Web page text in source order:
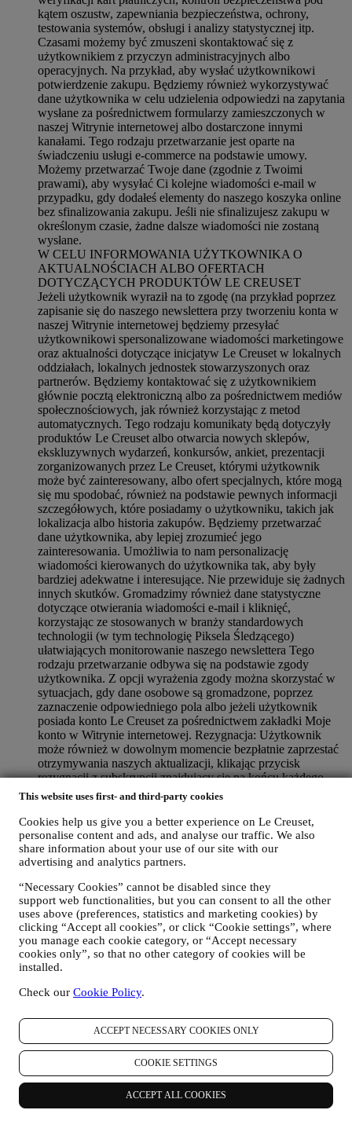
This website uses first- and third-party cookies
Cookies help us give you a better experience on Le Creuset,
personalise content and ads, and analyse our traffic. We also
share information about your use of our site with our
advertising and analytics partners.
“Necessary Cookies” cannot be disabled since they
support web functionalities, but you can consent to all the other
uses above (preferences, statistics and marketing cookies) by
clicking “Accept all cookies”, or click “Cookie settings”, where
you manage each cookie category, or “Accept necessary
cookies only”, so that no other category of cookies will be
installed.
Check our Cookie Policy.
ACCEPT NECESSARY COOKIES ONLY
COOKIE SETTINGS
ACCEPT ALL COOKIES
kątem oszustw, zapewniania bezpieczeństwa, ochrony,
testowania systemów, obsługi i analizy statystycznej itp.
Czasami możemy być zmuszeni skontaktować się z
użytkownikiem z przyczyn administracyjnych albo
operacyjnych. Na przykład, aby wysłać użytkownikowi
potwierdzenie zakupu. Będziemy również wykorzystywać
dane użytkownika w celu udzielenia odpowiedzi na zapytania
wysłane za pośrednictwem formularzy zamieszczonych w
naszej Witrynie internetowej albo dostarczone innymi
kanałami. Tego rodzaju przetwarzanie jest oparte na
świadczeniu usługi e-commerce na podstawie umowy.
Możemy przetwarzać Twoje dane (zgodnie z Twoimi
prawami), aby wysyłać Ci kolejne wiadomości e-mail w
przypadku, gdy dodałeś elementy do naszego koszyka online
bez sfinalizowania zakupu. Jeśli nie sfinalizujesz zakupu w
określonym czasie, żadne dalsze wiadomości nie zostaną
wysłane.
W CELU INFORMOWANIA UŻYTKOWNIKA O
AKTUALNOŚCIACH ALBO OFERTACH
DOTYCZĄCYCH PRODUKTÓW LE CREUSET
Jeżeli użytkownik wyraził na to zgodę (na przykład poprzez
zapisanie się do naszego newslettera przy tworzeniu konta w
naszej Witrynie internetowej będziemy przesyłać
użytkownikowi spersonalizowane wiadomości marketingowe
oraz aktualności dotyczące inicjatyw Le Creuset w lokalnych
oddziałach, lokalnych jednostek stowarzyszonych oraz
partnerów. Będziemy kontaktować się z użytkownikiem
głównie pocztą elektroniczną albo za pośrednictwem mediów
społecznościowych, jak również korzystając z metod
automatycznych. Tego rodzaju komunikaty będą dotyczyły
produktów Le Creuset albo otwarcia nowych sklepów,
ekskluzywnych wydarzeń, konkursów, ankiet, prezentacji
zorganizowanych przez Le Creuset, którymi użytkownik
może być zainteresowany, albo ofert specjalnych, które mogą
się mu spodobać, również na podstawie pewnych informacji
szczegółowych, które posiadamy o użytkowniku, takich jak
lokalizacja albo historia zakupów. Będziemy przetwarzać
dane użytkownika, aby lepiej zrozumieć jego
zainteresowania. Umożliwia to nam personalizację
wiadomości kierowanych do użytkownika tak, aby były
bardziej adekwatne i interesujące. Nie przewiduje się żadnych
innych skutków. Gromadzimy również dane statystyczne
dotyczące otwierania wiadomości e-mail i kliknięć,
korzystając ze stosowanych w branży standardowych
technologii (w tym technologię Piksela Śledzącego)
ułatwiających monitorowanie naszego newslettera Tego
rodzaju przetwarzanie odbywa się na podstawie zgody
użytkownika. Z opcji wyrażenia zgody można skorzystać w
sytuacjach, gdy dane osobowe są gromadzone, poprzez
zaznaczenie odpowiedniego pola albo jeżeli użytkownik
posiada konto Le Creuset za pośrednictwem zakładki Moje
konto w Witrynie internetowej. Rezygnacja: Użytkownik
może również w dowolnym momencie bezpłatnie zaprzestać
otrzymywania naszych aktualizacji, klikając przycisk
rezygnacji z subskrypcji znajdujący się na końcu każdego
newslettera. Jeśli użytkownik posiada konto Le Creuset, może
łatwo zarządzać swoimi preferencjami w zakresie marketingu.
W zależności od preferencji można to zrobić również
kontaktując się z nami pod adresemprivacy@lecreuset.com
Przetworzymy rezygnację użytkownika jak najszybciej,
jednak w pewnych okolicznościach użytkownik może
zostanie całkowicie przetworzona.Należy pamiętać, że nie
przekazujemy ani nie sprzedajemy danych kontaktowych
użytkownika, ani innych danych osobowych innym spółkom
w celach marketingowych .
PONOWNE TARGETOWANIE/DOSTOSOWYWANIE
OFERT I ZWIĘKSZANIE KOMFORTU
UŻYTKOWNIKA
Chcielibyśmy wykorzystywać dane osobowe użytkownika w
preferencji, aby zapewnić mu spersonalizowaną obsługę Le
Creuset. Będziemy to realizować poprzez analizę
przyzwyczajeń albo zainteresowań użytkownika, na przykład
w odniesieniu do najczęściej przeglądanych produktów,
interakcji z nami w mediach społecznościowych, stron
odwiedzanych w naszej witrynie internetowej, czytanych
treści naszych ofert. Używamy do tego głównie plików